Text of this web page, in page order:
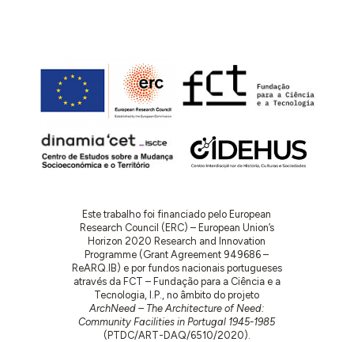
Este trabalho foi financiado pelo European
Research Council (ERC) – European Union’s
Horizon 2020 Research and Innovation
Programme (Grant Agreement 949686 –
ReARQ.IB) e por fundos nacionais portugueses
através da FCT – Fundação para a Ciência e a
Tecnologia, I.P., no âmbito do projeto
ArchNeed – The Architecture of Need:
Community Facilities in Portugal 1945-1985
(PTDC/ART-DAQ/6510/2020).